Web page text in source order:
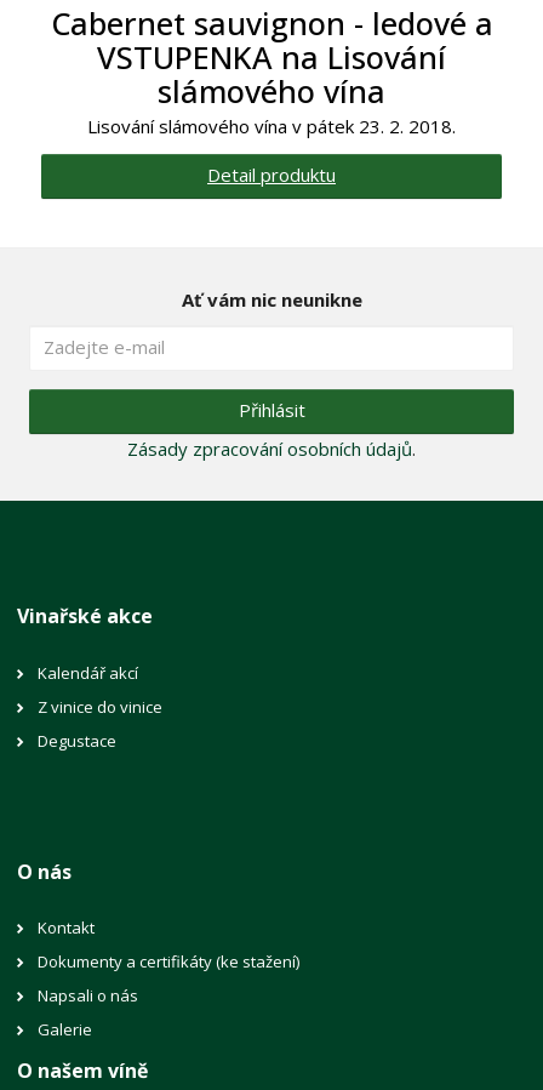
Cabernet sauvignon - ledové a
VSTUPENKA na Lisování
slámového vína
Lisování slámového vína v pátek 23. 2. 2018.
Detail produktu
Ať vám nic neunikne
Přihlásit
Zásady zpracování osobních údajů.
Vinařské akce
Kalendář akcí
Z vinice do vinice
Degustace
O nás
Kontakt
Dokumenty a certifikáty (ke stažení)
Napsali o nás
Galerie
O našem víně